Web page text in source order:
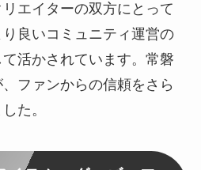
エイターの双方にとって
良いコミュニティ運営の
活かされています。常磐
ファンからの信頼をさら
た。